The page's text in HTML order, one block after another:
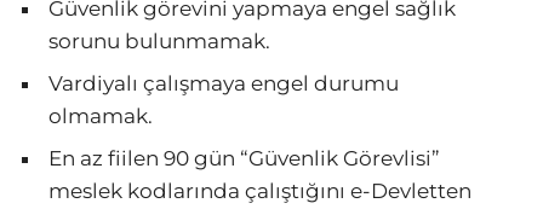
Güvenlik görevini yapmaya engel sağlık
sorunu bulunmamak.
Vardiyalı çalışmaya engel durumu
olmamak.
En az fiilen 90 gün “Güvenlik Görevlisi”
meslek kodlarında çalıştığını e-Devletten